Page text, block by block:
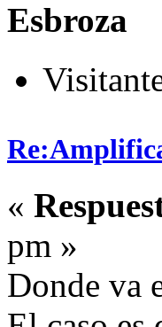
Esbroza
«
pm »
Donde va